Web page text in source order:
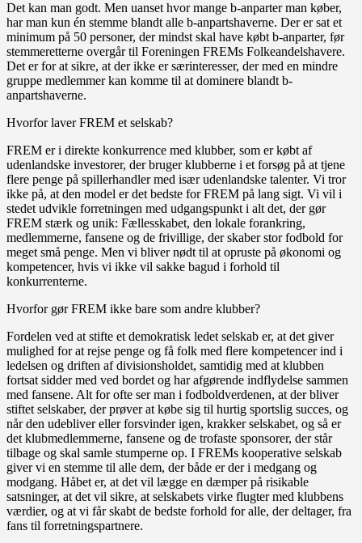
Det kan man godt. Men uanset hvor mange b-anparter man køber,
har man kun én stemme blandt alle b-anpartshaverne. Der er sat et
minimum på 50 personer, der mindst skal have købt b-anparter, før
stemmeretterne overgår til Foreningen FREMs Folkeandelshavere.
Det er for at sikre, at der ikke er særinteresser, der med en mindre
gruppe medlemmer kan komme til at dominere blandt b-
anpartshaverne.
Hvorfor laver FREM et selskab?
FREM er i direkte konkurrence med klubber, som er købt af
udenlandske investorer, der bruger klubberne i et forsøg på at tjene
flere penge på spillerhandler med især udenlandske talenter. Vi tror
ikke på, at den model er det bedste for FREM på lang sigt. Vi vil i
stedet udvikle forretningen med udgangspunkt i alt det, der gør
FREM stærk og unik: Fællesskabet, den lokale forankring,
medlemmerne, fansene og de frivillige, der skaber stor fodbold for
meget små penge. Men vi bliver nødt til at opruste på økonomi og
kompetencer, hvis vi ikke vil sakke bagud i forhold til
konkurrenterne.
Hvorfor gør FREM ikke bare som andre klubber?
Fordelen ved at stifte et demokratisk ledet selskab er, at det giver
mulighed for at rejse penge og få folk med flere kompetencer ind i
ledelsen og driften af divisionsholdet, samtidig med at klubben
fortsat sidder med ved bordet og har afgørende indflydelse sammen
med fansene. Alt for ofte ser man i fodboldverdenen, at der bliver
stiftet selskaber, der prøver at købe sig til hurtig sportslig succes, og
når den udebliver eller forsvinder igen, krakker selskabet, og så er
det klubmedlemmerne, fansene og de trofaste sponsorer, der står
tilbage og skal samle stumperne op. I FREMs kooperative selskab
giver vi en stemme til alle dem, der både er der i medgang og
modgang. Håbet er, at det vil lægge en dæmper på risikable
satsninger, at det vil sikre, at selskabets virke flugter med klubbens
værdier, og at vi får skabt de bedste forhold for alle, der deltager, fra
fans til forretningspartnere.